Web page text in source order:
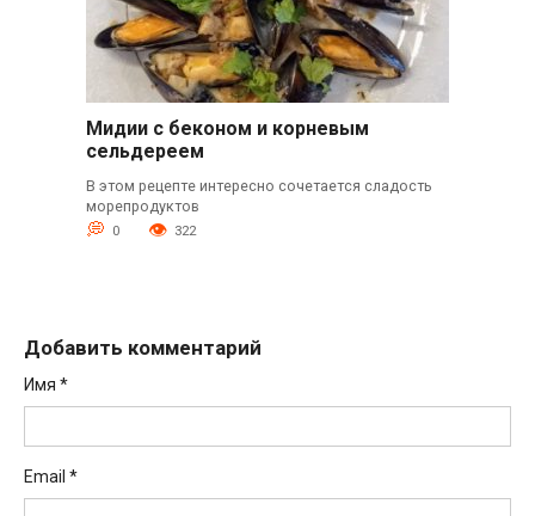
Мидии с беконом и корневым
сельдереем
В этом рецепте интересно сочетается сладость
морепродуктов
0 322
Добавить комментарий
Имя *
Email *